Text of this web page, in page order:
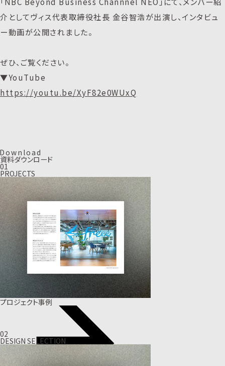
介としてヴィス代表取締役社長 金谷智浩が出演し、インタビュ
ー動画が公開されました。
ぜひ、ご覧ください。
▼YouTube
https://youtu.be/XyF82e0WUxQ
Down load
資料ダウンロード
01
PROJECTS
プロジェクト事例
02
DESIGN SELECTION